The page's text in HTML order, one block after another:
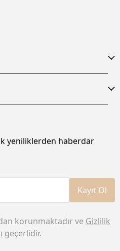
yeniliklerden haberdar
Kayıt Ol
korunmaktadır ve Gizlilik
geçerlidir.